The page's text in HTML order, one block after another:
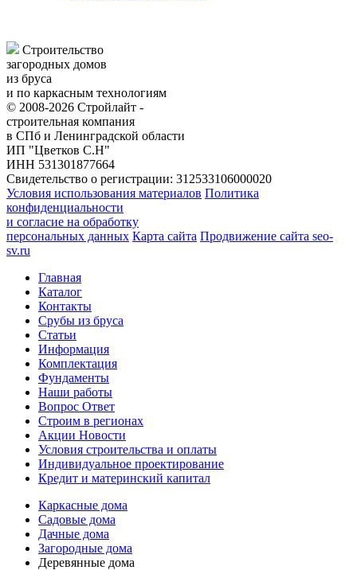
Строительство
загородных домов
из бруса
и по каркасным технологиям
© 2008-2026 Стройлайт -
строительная компания
в СПб и Ленинградской области
ИП "Цветков С.Н"
ИНН 531301877664
Свидетельство о регистрации: 312533106000020
Условия использования материалов Политика
конфиденциальности
и согласие на обработку
персональных данных Карта сайта Продвижение сайта seo-
sv.ru
Главная
Каталог
Контакты
Срубы из бруса
Статьи
Информация
Комплектация
Фундаменты
Наши работы
Вопрос Ответ
Строим в регионах
Акции Новости
Условия строительства и оплаты
Индивидуальное проектирование
Кредит и материнский капитал
Каркасные дома
Садовые дома
Дачные дома
Загородные дома
Деревянные дома